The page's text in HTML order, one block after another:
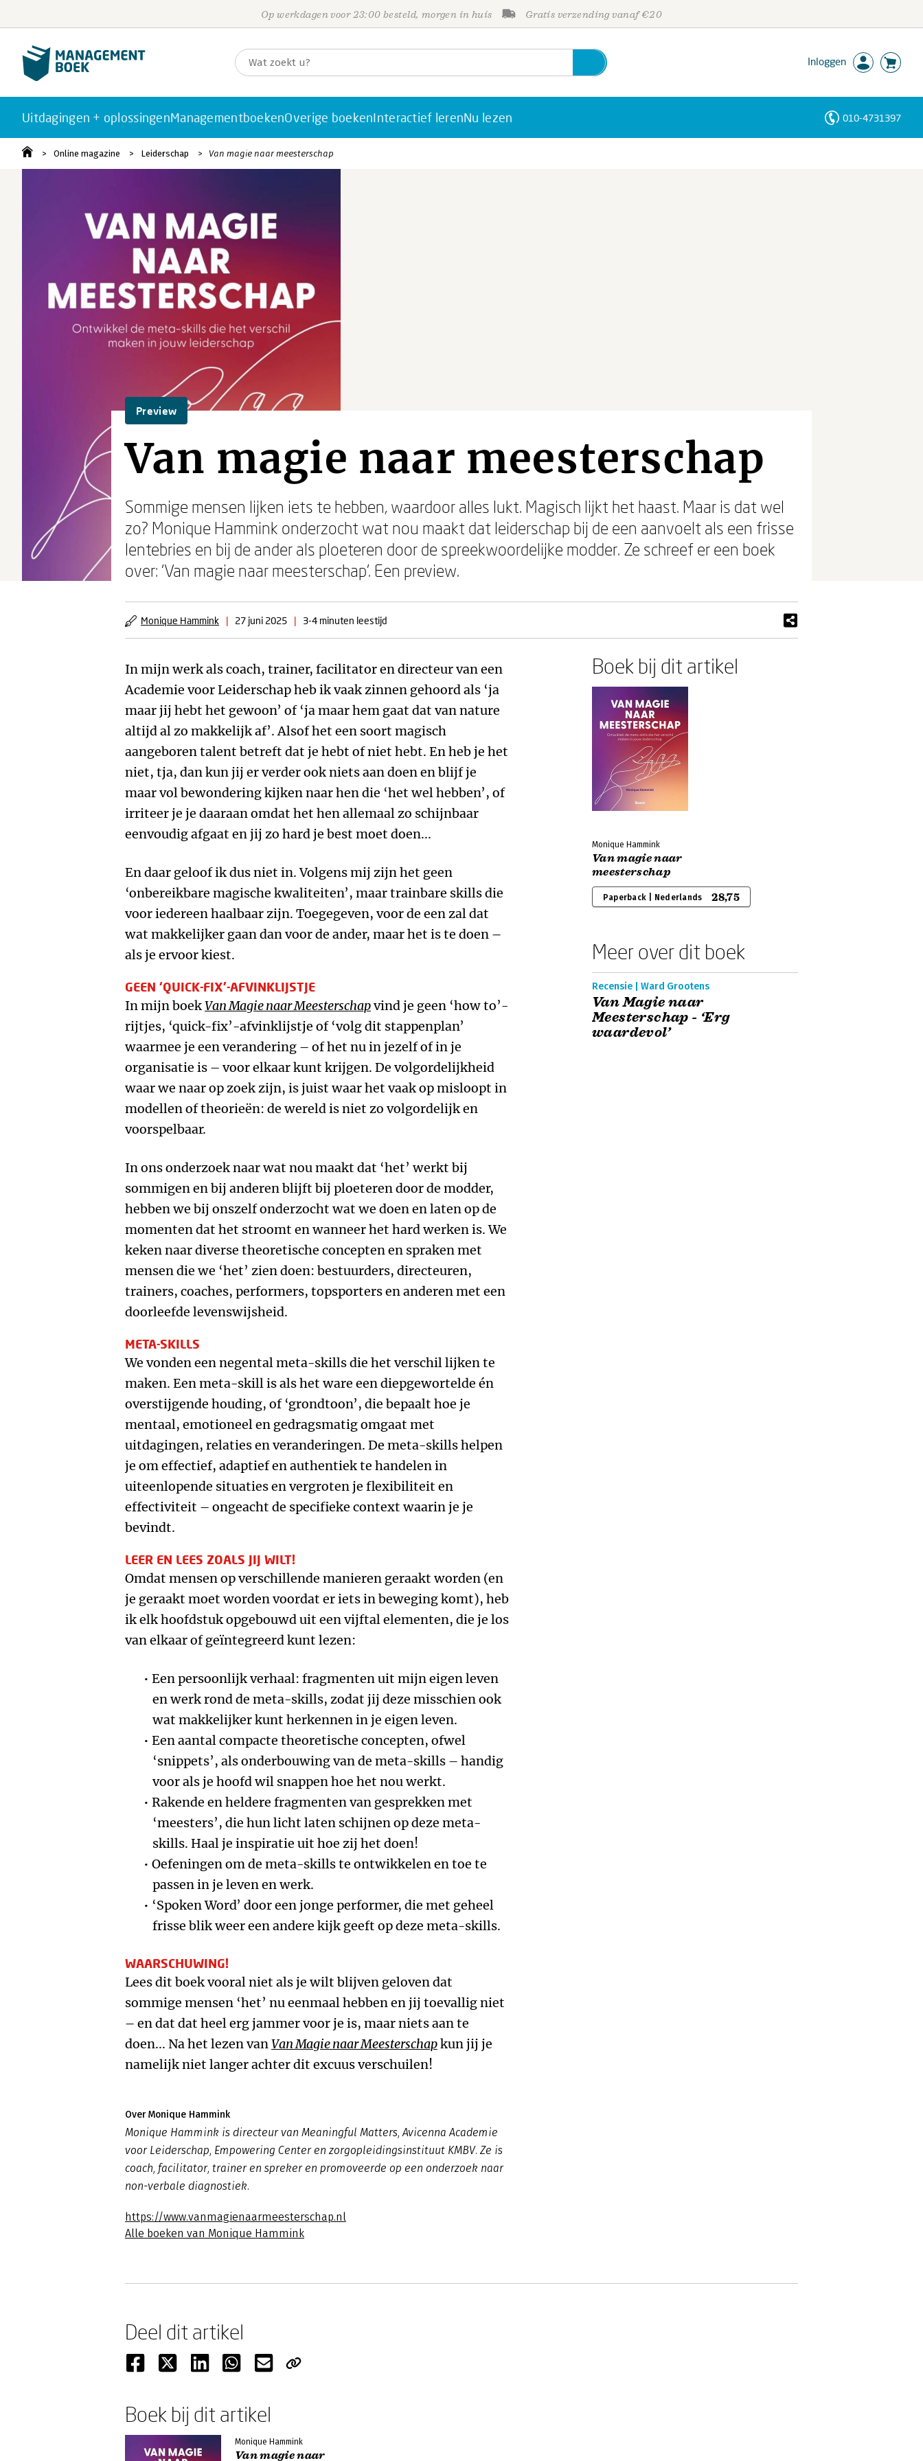
Op werkdagen voor 23:00 besteld, morgen in huis Gratis verzending vanaf €20
Inloggen
Uitdagingen + oplossingenManagementboekenOverige boekenInteractief lerenNu lezen 010-4731397
Online magazine Leiderschap Van magie naar meesterschap
Preview
Van magie naar meesterschap
Sommige mensen lijken iets te hebben, waardoor alles lukt. Magisch lijkt het haast. Maar is dat wel
zo? Monique Hammink onderzocht wat nou maakt dat leiderschap bij de een aanvoelt als een frisse
lentebries en bij de ander als ploeteren door de spreekwoordelijke modder. Ze schreef er een boek
over: ‘Van magie naar meesterschap’. Een preview.
Monique Hammink | 27 juni 2025 | 3-4 minuten leestijd
In mijn werk als coach, trainer, facilitator en directeur van een
Academie voor Leiderschap heb ik vaak zinnen gehoord als ‘ja
maar jij hebt het gewoon’ of ‘ja maar hem gaat dat van nature
altijd al zo makkelijk af’. Alsof het een soort magisch
aangeboren talent betreft dat je hebt of niet hebt. En heb je het
niet, tja, dan kun jij er verder ook niets aan doen en blijf je
maar vol bewondering kijken naar hen die ‘het wel hebben’, of
irriteer je je daaraan omdat het hen allemaal zo schijnbaar
eenvoudig afgaat en jij zo hard je best moet doen...
En daar geloof ik dus niet in. Volgens mij zijn het geen
‘onbereikbare magische kwaliteiten’, maar trainbare skills die
voor iedereen haalbaar zijn. Toegegeven, voor de een zal dat
wat makkelijker gaan dan voor de ander, maar het is te doen –
als je ervoor kiest.
GEEN ‘QUICK-FIX’-AFVINKLIJSTJE
In mijn boekVan Magie naar Meesterschapvind je geen ‘how to’-
rijtjes, ‘quick-fix’-afvinklijstje of ‘volg dit stappenplan’
waarmee je een verandering – of het nu in jezelf of in je
organisatie is – voor elkaar kunt krijgen. De volgordelijkheid
waar we naar op zoek zijn, is juist waar het vaak op misloopt in
modellen of theorieën: de wereld is niet zo volgordelijk en
voorspelbaar.
In ons onderzoek naar wat nou maakt dat ‘het’ werkt bij
sommigen en bij anderen blijft bij ploeteren door de modder,
hebben we bij onszelf onderzocht wat we doen en laten op de
momenten dat het stroomt en wanneer het hard werken is. We
keken naar diverse theoretische concepten en spraken met
mensen die we ‘het’ zien doen: bestuurders, directeuren,
trainers, coaches, performers, topsporters en anderen met een
doorleefde levenswijsheid.
META-SKILLS
We vonden een negental meta-skills die het verschil lijken te
maken. Een meta-skill is als het ware een diepgewortelde én
overstijgende houding, of ‘grondtoon’, die bepaalt hoe je
mentaal, emotioneel en gedragsmatig omgaat met
uitdagingen, relaties en veranderingen. De meta-skills helpen
je om effectief, adaptief en authentiek te handelen in
uiteenlopende situaties en vergroten je flexibiliteit en
effectiviteit – ongeacht de specifieke context waarin je je
bevindt.
LEER EN LEES ZOALS JIJ WILT!
Omdat mensen op verschillende manieren geraakt worden (en
je geraakt moet worden voordat er iets in beweging komt), heb
ik elk hoofdstuk opgebouwd uit een vijftal elementen, die je los
van elkaar of geïntegreerd kunt lezen:
Een persoonlijk verhaal: fragmenten uit mijn eigen leven
en werk rond de meta-skills, zodat jij deze misschien ook
wat makkelijker kunt herkennen in je eigen leven.
Een aantal compacte theoretische concepten, ofwel
‘snippets’, als onderbouwing van de meta-skills – handig
voor als je hoofd wil snappen hoe het nou werkt.
Rakende en heldere fragmenten van gesprekken met
‘meesters’, die hun licht laten schijnen op deze meta-
skills. Haal je inspiratie uit hoe zij het doen!
Oefeningen om de meta-skills te ontwikkelen en toe te
passen in je leven en werk.
‘Spoken Word’ door een jonge performer, die met geheel
frisse blik weer een andere kijk geeft op deze meta-skills.
WAARSCHUWING!
Lees dit boek vooral niet als je wilt blijven geloven dat
sommige mensen ‘het’ nu eenmaal hebben en jij toevallig niet
– en dat dat heel erg jammer voor je is, maar niets aan te
doen... Na het lezen vanVan Magie naar Meesterschapkun jij je
namelijk niet langer achter dit excuus verschuilen!
Over Monique Hammink
Monique Hammink is directeur van Meaningful Matters, Avicenna Academie
voor Leiderschap, Empowering Center en zorgopleidingsinstituut KMBV. Ze is
coach, facilitator, trainer en spreker en promoveerde op een onderzoek naar
non-verbale diagnostiek.
https://www.vanmagienaarmeesterschap.nl
Alle boeken van Monique Hammink
Boek bij dit artikel
Monique Hammink
Van magie naar
meesterschap
Paperback | Nederlands 28,75
Meer over dit boek
Recensie | Ward Grootens
Van Magie naar
Meesterschap - ‘Erg
waardevol’
Deel dit artikel
Boek bij dit artikel
Monique Hammink
Van magie naar
Personen